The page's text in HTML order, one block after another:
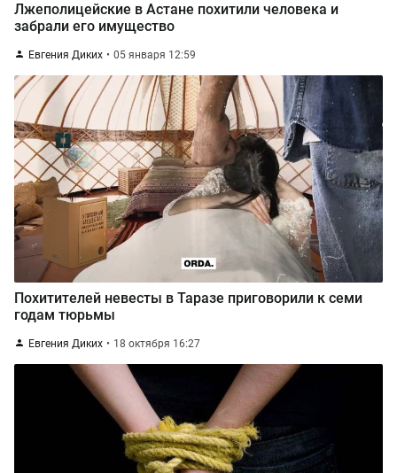
Лжеполицейские в Астане похитили человека и
забрали его имущество
Евгения Диких 05 января 12:59
Похитителей невесты в Таразе приговорили к семи
годам тюрьмы
Евгения Диких 18 октября 16:27